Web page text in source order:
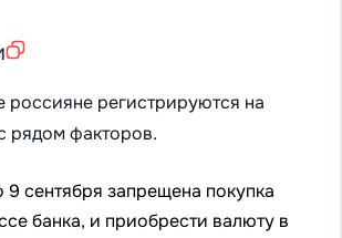
россияне регистрируются на
рядом факторов.
9 сентября запрещена покупка
банка, и приобрести валюту в